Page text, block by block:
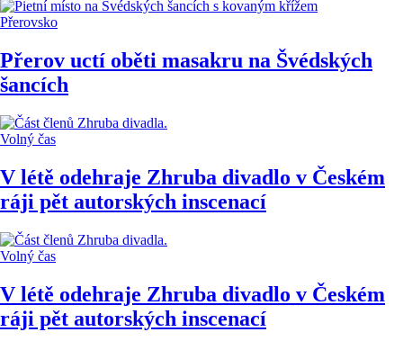
Přerovsko
Přerov uctí oběti masakru na Švédských
šancích
Volný čas
V létě odehraje Zhruba divadlo v Českém
ráji pět autorských inscenací
Volný čas
V létě odehraje Zhruba divadlo v Českém
ráji pět autorských inscenací